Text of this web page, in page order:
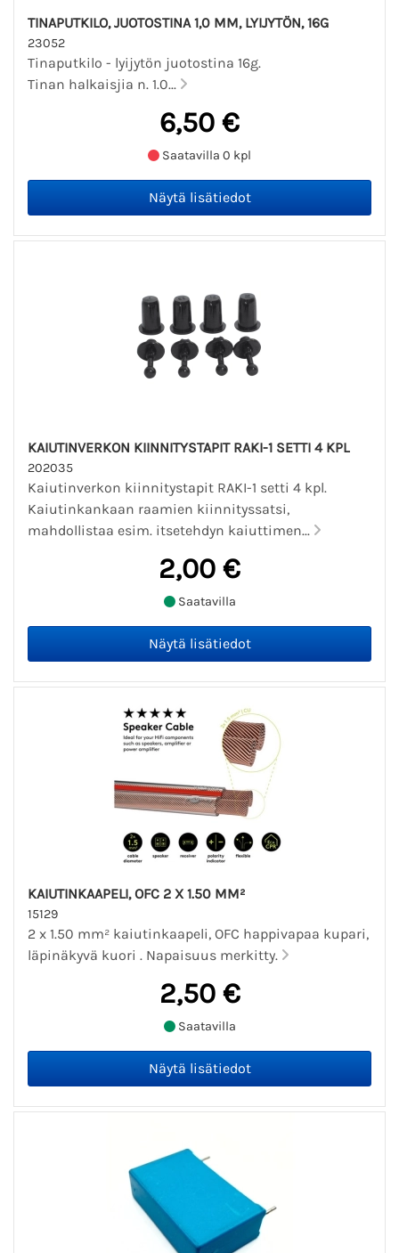
TINAPUTKILO, JUOTOSTINA 1,0 MM, LYIJYTÖN, 16G
23052
Tinaputkilo - lyijytön juotostina 16g.
Tinan halkaisjia n. 1.0...
6,50 €
Saatavilla 0 kpl
KAIUTINVERKON KIINNITYSTAPIT RAKI-1 SETTI 4 KPL
202035
Kaiutinverkon kiinnitystapit RAKI-1 setti 4 kpl.
Kaiutinkankaan raamien kiinnityssatsi,
mahdollistaa esim. itsetehdyn kaiuttimen...
2,00 €
Saatavilla
KAIUTINKAAPELI, OFC 2 X 1.50 MM²
15129
2 x 1.50 mm² kaiutinkaapeli, OFC happivapaa kupari,
läpinäkyvä kuori . Napaisuus merkitty.
2,50 €
Saatavilla